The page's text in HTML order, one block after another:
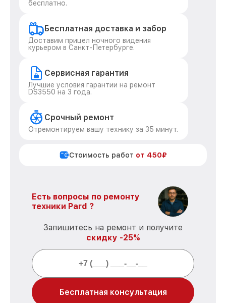
бесплатно.
Бесплатная доставка и забор
Доставим прицел ночного видения
курьером в Санкт-Петербурге.
Сервисная гарантия
Лучшие условия гарантии на ремонт
DS3550 на 3 года.
Срочный ремонт
Отремонтируем вашу технику за 35 минут.
Стоимость работ от 450₽
Есть вопросы по ремонту
техники Pard ?
Запишитесь на ремонт и получите
скидку -25%
Бесплатная консультация